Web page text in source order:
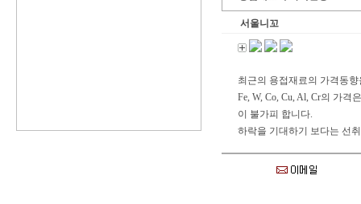
서울니꼬
최근의 용접재료의 가격동
Fe, W, Co, Cu, Al, Cr의 가
이 불가피 합니다.
하락을 기대하기 보다는 선